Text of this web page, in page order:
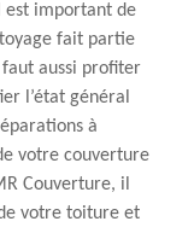
est important de
fait partie
aussi profiter
l’état général
à
votre couverture
Couverture, il
votre toiture et